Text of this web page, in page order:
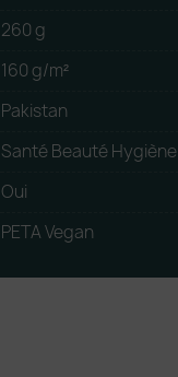
260 g
160 g/m²
Pakistan
Santé Beauté Hygiène
Oui
PETA Vegan